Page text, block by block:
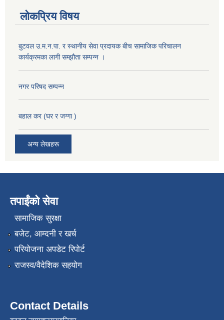
लोकप्रिय विषय
बुटवल उ.म.न.पा. र स्थानीय सेवा प्रदायक बीच सामाजिक परिचालन
कार्यक्रमका लागी सम्झौता सम्पन्न ।
नगर परिषद सम्पन्न
बहाल कर (घर र जग्गा )
अन्य लेखहरू
तपाईंको सेवा
सामाजिक सुरक्षा
बजेट, आम्दनी र खर्च
परियोजना अपडेट रिपोर्ट
राजस्व/वैदेशिक सहयोग
Contact Details